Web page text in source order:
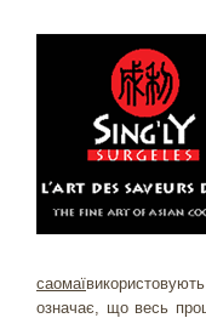
саомаї
означає, що весь